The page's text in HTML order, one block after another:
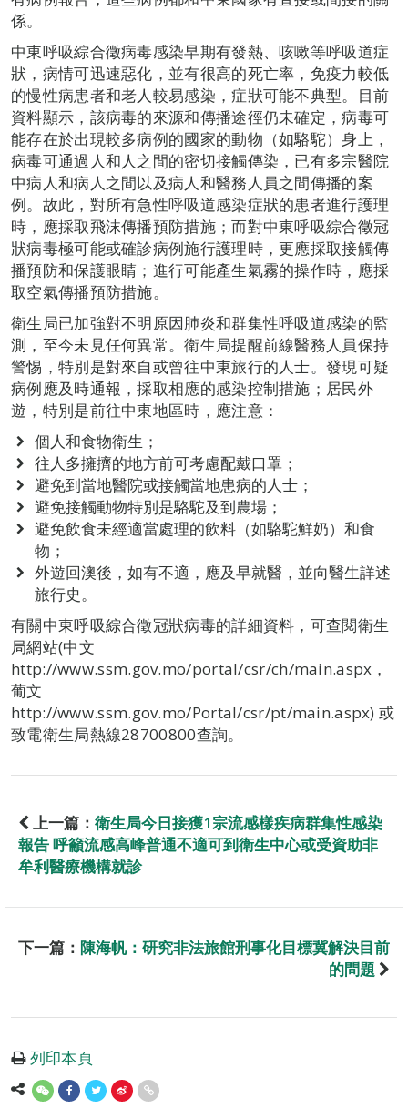
係。
中東呼吸綜合徵病毒感染早期有發熱、咳嗽等呼吸道症
狀，病情可迅速惡化，並有很高的死亡率，免疫力較低
的慢性病患者和老人較易感染，症狀可能不典型。目前
資料顯示，該病毒的來源和傳播途徑仍未確定，病毒可
能存在於出現較多病例的國家的動物（如駱駝）身上，
病毒可通過人和人之間的密切接觸傳染，已有多宗醫院
中病人和病人之間以及病人和醫務人員之間傳播的案
例。故此，對所有急性呼吸道感染症狀的患者進行護理
時，應採取飛沫傳播預防措施；而對中東呼吸綜合徵冠
狀病毒極可能或確診病例施行護理時，更應採取接觸傳
播預防和保護眼睛；進行可能產生氣霧的操作時，應採
取空氣傳播預防措施。
衛生局已加強對不明原因肺炎和群集性呼吸道感染的監
測，至今未見任何異常。衛生局提醒前線醫務人員保持
警惕，特別是對來自或曾往中東旅行的人士。發現可疑
病例應及時通報，採取相應的感染控制措施；居民外
遊，特別是前往中東地區時，應注意：
個人和食物衛生；
往人多擁擠的地方前可考慮配戴口罩；
避免到當地醫院或接觸當地患病的人士；
避免接觸動物特別是駱駝及到農場；
避免飲食未經適當處理的飲料（如駱駝鮮奶）和食
物；
外遊回澳後，如有不適，應及早就醫，並向醫生詳述
旅行史。
有關中東呼吸綜合徵冠狀病毒的詳細資料，可查閱衛生
局網站(中文
http://www.ssm.gov.mo/portal/csr/ch/main.aspx，
葡文
http://www.ssm.gov.mo/Portal/csr/pt/main.aspx) 或
致電衛生局熱線28700800查詢。
上一篇： 衛生局今日接獲1宗流感樣疾病群集性感染
報告 呼籲流感高峰普通不適可到衛生中心或受資助非
牟利醫療機構就診
下一篇： 陳海帆：研究非法旅館刑事化目標冀解決目前
的問題
列印本頁